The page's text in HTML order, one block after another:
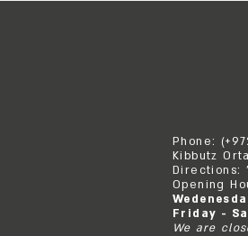
Phone:
Kibbutz
Directions:
Opening
Friday -
We are